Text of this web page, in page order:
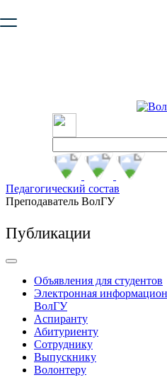
безопасную работу с сайтом.
Педагогический состав
Преподаватель ВолГУ
Публикации
Объявления для студентов
Электронная
ВолГУ
Аспиранту
Абитуриенту
Сотруднику
Выпускнику
Волонтеру